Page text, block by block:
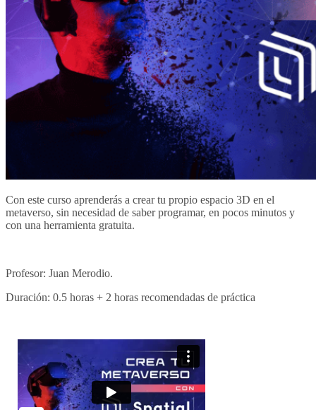
Con este curso aprenderás a crear tu propio espacio 3D en el
metaverso, sin necesidad de saber programar, en pocos minutos y
con una herramienta gratuita.
Profesor: Juan Merodio.
Duración: 0.5 horas + 2 horas recomendadas de práctica